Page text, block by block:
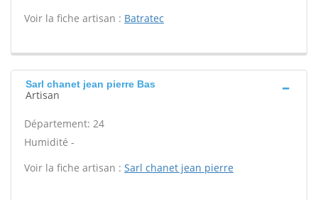
Voir la fiche artisan : Batratec
Sarl chanet jean pierre Bas
Artisan
Département: 24
Humidité -
Voir la fiche artisan : Sarl chanet jean pierre